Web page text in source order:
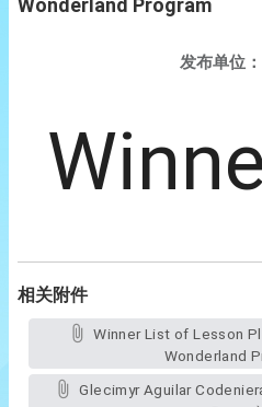
Wonderland Program
发布单位：
相关附件
Winner List of Lesson Plan Contest_2023 English
Wonderland
Glecimyr Aguilar Codeniera_Physical Education(Stick